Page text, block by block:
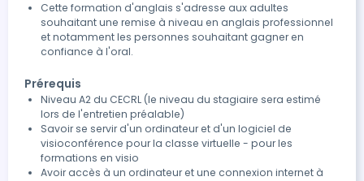
Cette formation d'anglais s'adresse aux adultes
souhaitant une remise à niveau en anglais professionnel
et notamment les personnes souhaitant gagner en
confiance à l'oral.
Prérequis
Niveau A2 du CECRL (le niveau du stagiaire sera estimé
lors de l'entretien préalable)
Savoir se servir d'un ordinateur et d'un logiciel de
visioconférence pour la classe virtuelle - pour les
formations en visio
Avoir accès à un ordinateur et une connexion internet à